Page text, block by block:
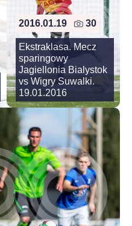
2016.01.19 30
Ekstraklasa. Mecz
sparingowy
Jagiellonia Bialystok
vs Wigry Suwalki.
19.01.2016